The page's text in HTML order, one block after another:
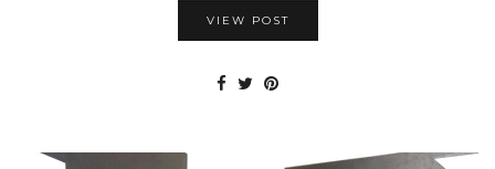
VIEW POST